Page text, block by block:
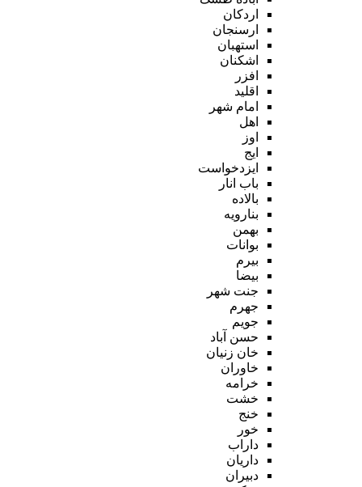
اردکان
ارسنجان
استهبان
اشکنان
افزر
اقلید
امام شهر
اهل
اوز
ایج
ایزدخواست
باب انار
بالاده
بنارویه
بهمن
بوانات
بیرم
بیضا
جنت شهر
جهرم
جویم
حسن آباد
خان زنیان
خاوران
خرامه
خشت
خنج
خور
داراب
داریان
دبیران